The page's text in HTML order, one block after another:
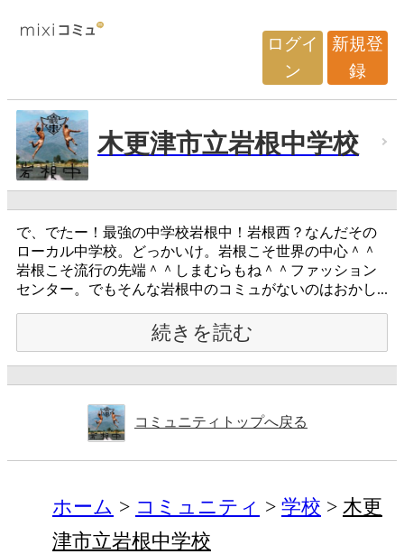
ログイ
ン
新規登
録
木更津市立岩根中学校
で、でたー！最強の中学校岩根中！岩根西？なんだその
ローカル中学校。どっかいけ。岩根こそ世界の中心＾＾
岩根こそ流行の先端＾＾しまむらもね＾＾ファッション
センター。でもそんな岩根中のコミュがないのはおかし...
続きを読む
コミュニティトップへ戻る
ホーム コミュニティ 学校
木更
津市立岩根中学校